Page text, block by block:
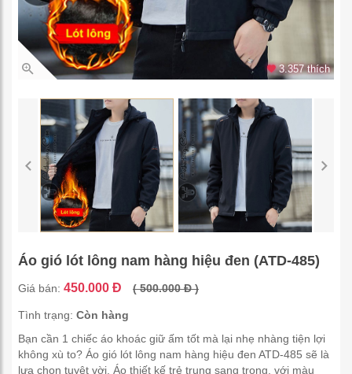
3.357 thích
Áo gió lót lông nam hàng hiệu đen (ATD-485)
Giá bán: 450.000 Đ ( 500.000 Đ )
Tình trạng: Còn hàng
Bạn cần 1 chiếc áo khoác giữ ấm tốt mà lại nhẹ nhàng tiện lợi
không xù to? Áo gió lót lông nam hàng hiệu đen ATD-485 sẽ là
lựa chọn tuyệt vời. Áo thiết kế trẻ trung sang trọng, với màu